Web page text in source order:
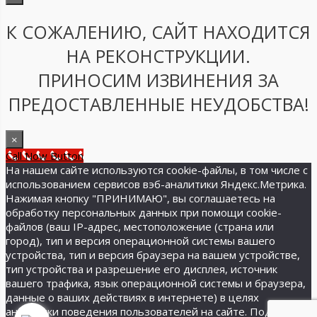
К СОЖАЛЕНИЮ, САЙТ НАХОДИТСЯ
НА РЕКОНСТРУКЦИИ.
ПРИНОСИМ ИЗВИНЕНИЯ ЗА
ПРЕДОСТАВЛЕННЫЕ НЕУДОБСТВА!
×
Call Now Button
На нашем сайте используются cookie-файлы, в том числе с
использованием сервисов вэб-аналитики Яндекс.Метрика.
Нажимая кнопку "ПРИНИМАЮ", вы соглашаетесь на
обработку персональных данных при помощи cookie-
файлов (ваш IP-адрес, местоположение (страна или
город), тип и версия операционной системы вашего
устройства, тип и версия браузера на вашем устройстве,
тип устройства и разрешение его дисплея, источник
вашего трафика, язык операционной системы и браузера,
данные о ваших действиях в интернете) в целях
аналитики поведения пользователей на сайте. Подробнее